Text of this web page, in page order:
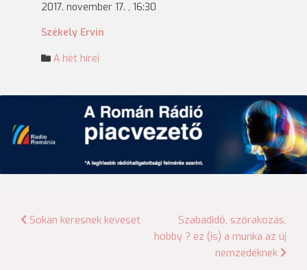
2017. november 17. , 16:30
Székely Ervin
A hét hírei
Bejegyzés
Sokan keresnek keveset
Szabadidő, szórakozás,
hobby ? ez (is) a munka az új
nemzedéknek